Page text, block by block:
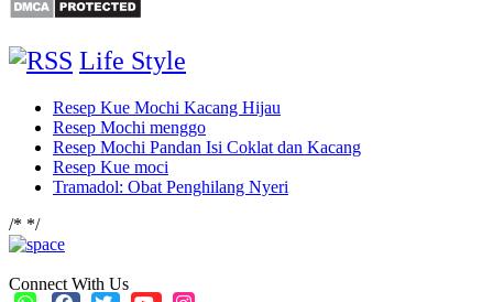
Life Style
Resep Kue Mochi Kacang Hijau
Resep Mochi menggo
Resep Mochi Pandan Isi Coklat dan Kacang
Resep Kue moci
Tramadol: Obat Penghilang Nyeri
/* */
Connect With Us